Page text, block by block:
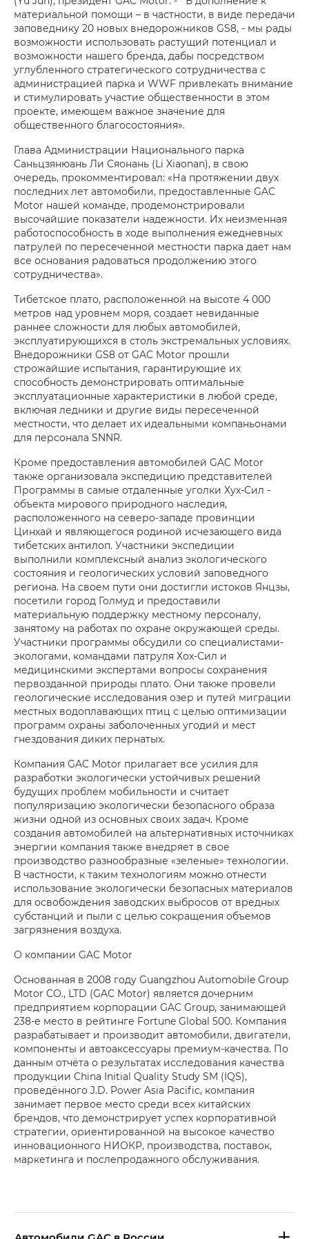
материальной помощи – в частности, в виде передачи
заповеднику 20 новых внедорожников GS8, - мы рады
возможности использовать растущий потенциал и
возможности нашего бренда, дабы посредством
углубленного стратегического сотрудничества с
администрацией парка и WWF привлекать внимание
и стимулировать участие общественности в этом
проекте, имеющем важное значение для
общественного благосостояния».
Глава Администрации Национального парка
Саньцзянюань Ли Сяонань (Li Xiaonan), в свою
очередь, прокомментировал: «На протяжении двух
последних лет автомобили, предоставленные GAC
Motor нашей команде, продемонстрировали
высочайшие показатели надежности. Их неизменная
работоспособность в ходе выполнения ежедневных
патрулей по пересеченной местности парка дает нам
все основания радоваться продолжению этого
сотрудничества».
Тибетское плато, расположенной на высоте 4 000
метров над уровнем моря, создает невиданные
раннее сложности для любых автомобилей,
эксплуатирующихся в столь экстремальных условиях.
Внедорожники GS8 от GAC Motor прошли
строжайшие испытания, гарантирующие их
способность демонстрировать оптимальные
эксплуатационные характеристики в любой среде,
включая ледники и другие виды пересеченной
местности, что делает их идеальными компаньонами
для персонала SNNR.
Кроме предоставления автомобилей GAC Motor
также организовала экспедицию представителей
Программы в самые отдаленные уголки Хух-Сил -
объекта мирового природного наследия,
расположенного на северо-западе провинции
Цинхай и являющегося родиной исчезающего вида
тибетских антилоп. Участники экспедиции
выполнили комплексный анализ экологического
состояния и геологических условий заповедного
региона. На своем пути они достигли истоков Янцзы,
посетили город Голмуд и предоставили
материальную поддержку местному персоналу,
занятому на работах по охране окружающей среды.
Участники программы обсудили со специалистами-
экологами, командами патруля Хох-Сил и
медицинскими экспертами вопросы сохранения
первозданной природы плато. Они также провели
геологические исследования озер и путей миграции
местных водоплавающих птиц с целью оптимизации
программ охраны заболоченных угодий и мест
гнездования диких пернатых.
Компания GAC Motor прилагает все усилия для
разработки экологически устойчивых решений
будущих проблем мобильности и считает
популяризацию экологически безопасного образа
жизни одной из основных своих задач. Кроме
создания автомобилей на альтернативных источниках
энергии компания также внедряет в свое
производство разнообразные «зеленые» технологии.
В частности, к таким технологиям можно отнести
использование экологически безопасных материалов
для освобождения заводских выбросов от вредных
субстанций и пыли с целью сокращения объемов
загрязнения воздуха.
О компании GAC Motor
Основанная в 2008 году Guangzhou Automobile Group
Motor CO., LTD (GAC Motor) является дочерним
предприятием корпорации GAC Group, занимающей
238-е место в рейтинге Fortune Global 500. Компания
разрабатывает и производит автомобили, двигатели,
компоненты и автоаксессуары премиум-качества. По
данным отчёта о результатах исследования качества
продукции China Initial Quality Study SM (IQS),
проведённого J.D. Power Asia Pacific, компания
занимает первое место среди всех китайских
брендов, что демонстрирует успех корпоративной
стратегии, ориентированной на высокое качество
инновационного НИОКР, производства, поставок,
маркетинга и послепродажного обслуживания.